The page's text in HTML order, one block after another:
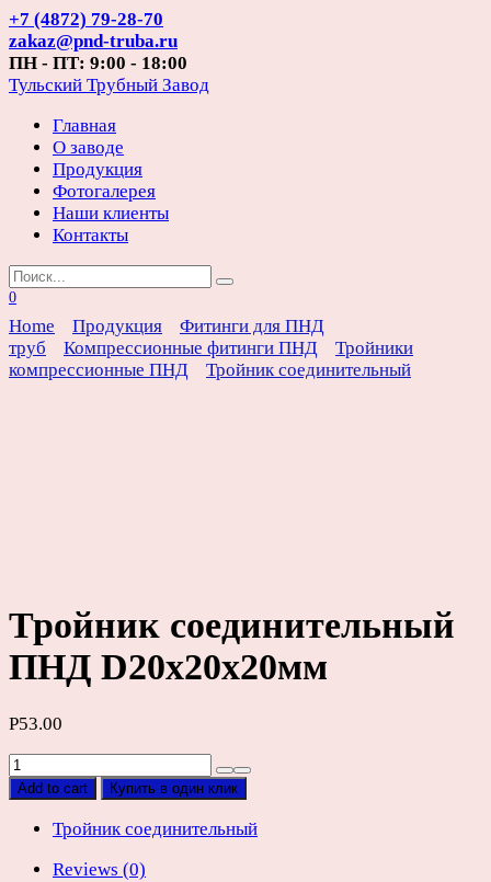
Перейти
к
содержанию
+7 (4872) 79-28-70
zakaz@pnd-truba.ru
ПН - ПТ: 9:00 - 18:00
Тульский Трубный Завод
Главная
О заводе
Продукция
Фотогалерея
Наши клиенты
Контакты
Search
for:
0
Home Продукция
Фитинги для ПНД
труб
Компрессионные фитинги ПНД
Тройники
компрессионные ПНД
Тройник соединительный
Тройник соединительный
ПНД D20х20х20мм
Р53.00
Тройник
соединительный
D20х20х20мм
Add to cart Купить в один клик
Тройник соединительный
Reviews (0)